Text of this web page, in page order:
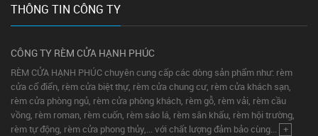
THÔNG TIN CÔNG TY
CÔNG TY RÈM CỬA HẠNH PHÚC
RÈM CỬA HẠNH PHÚC chuyên cung cấp các dòng sản phẩm như: rèm
cửa cổ điển, rèm cửa biệt thự, rèm cửa chung cư, rèm cửa khách sạn,
rèm cửa phòng ngủ, rèm cửa phòng khách, rèm gỗ, rèm vải, rèm cầu
vồng, rèm roman, rèm cuốn, rèm sáo lá, rèm sân khấu, rèm hội trường,
rèm tự động, rèm cửa phong thủy,... với chất lượng đảm bảo cùng... +